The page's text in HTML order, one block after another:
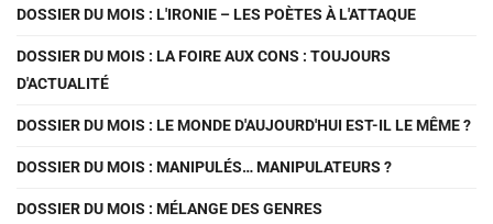
DOSSIER DU MOIS : L'IRONIE – LES POÈTES À L'ATTAQUE
DOSSIER DU MOIS : LA FOIRE AUX CONS : TOUJOURS
D'ACTUALITÉ
DOSSIER DU MOIS : LE MONDE D'AUJOURD'HUI EST-IL LE MÊME ?
DOSSIER DU MOIS : MANIPULÉS… MANIPULATEURS ?
DOSSIER DU MOIS : MÉLANGE DES GENRES